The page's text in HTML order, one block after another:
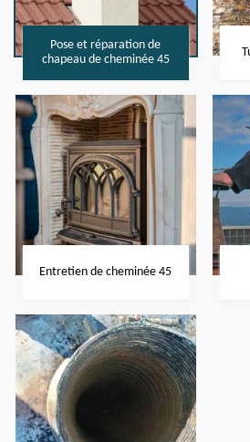
Pose et réparation de
chapeau de cheminée 45
Entretien de cheminée 45